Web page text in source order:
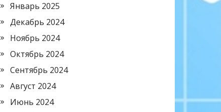
Январь 2025
Декабрь 2024
Ноябрь 2024
Октябрь 2024
Сентябрь 2024
Август 2024
Июнь 2024